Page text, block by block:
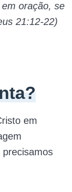
oração, se
21:12-22)
em